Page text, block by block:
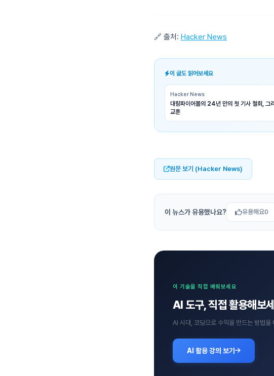
🔗 출처: Hacker News
이 글도 읽어보세요
Hacker News
대링파이어볼의 24년 만의 첫 기사 철회, 그
교훈
원문 보기 (Hacker News)
이 뉴스가 유용했나요? 유용해요0
이 기술을 직접 배워보세요
AI 도구, 직접 활용해보
AI 시대, 코딩으로 수익을 만드는 방법을
AI 활용 강의 보기